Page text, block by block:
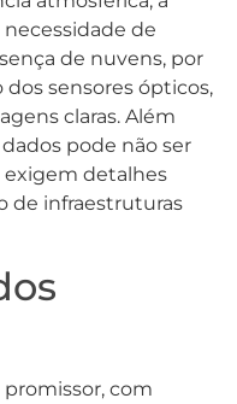
de
de nuvens, por
sensores ópticos,
claras. Além
pode não ser
exigem detalhes
de infraestruturas
com